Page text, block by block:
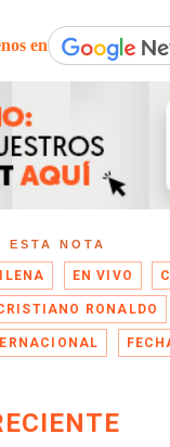
en
ESTA NOTA
EN VIVO
RONALDO